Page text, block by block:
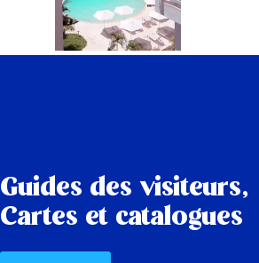
Guides des visiteurs,
Cartes et catalogues